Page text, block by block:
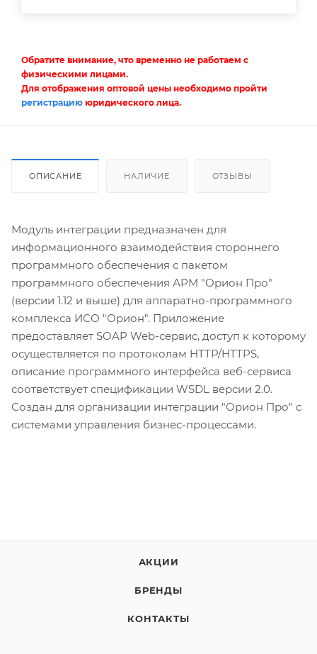
Обратите внимание, что временно не работаем с
физическими лицами.
Для отображения оптовой цены необходимо пройти
регистрацию юридического лица.
ОПИСАНИЕ НАЛИЧИЕ ОТЗЫВЫ
Модуль интеграции предназначен для
информационного взаимодействия стороннего
программного обеспечения с пакетом
программного обеспечения АРМ "Орион Про"
(версии 1.12 и выше) для аппаратно-программного
комплекса ИСО "Орион". Приложение
предоставляет SOAP Web-сервис, доступ к которому
осуществляется по протоколам HTTP/HTTPS,
описание программного интерфейса веб-сервиса
соответствует спецификации WSDL версии 2.0.
Создан для организации интеграции "Орион Про" с
системами управления бизнес-процессами.
АКЦИИ
БРЕНДЫ
КОНТАКТЫ